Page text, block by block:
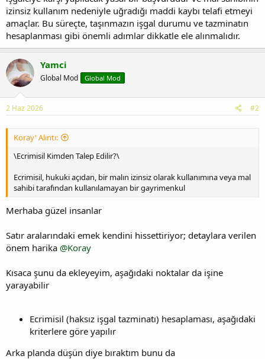
izinsiz kullanım nedeniyle uğradığı maddi kaybı telafi etmeyi
amaçlar. Bu süreçte, taşınmazın işgal durumu ve tazminatın
hesaplanması gibi önemli adımlar dikkatle ele alınmalıdır.
Yamci
Global Mod Global Mod
2 Haz 2026 #2
Koray' Alıntı:
\Ecrimisil Kimden Talep Edilir?\
Ecrimisil, hukuki açıdan, bir malın izinsiz olarak kullanımına veya mal
sahibi tarafından kullanılamayan bir gayrimenkul
Merhaba güzel insanlar
Satır aralarındaki emek kendini hissettiriyor; detaylara verilen
önem harika @Koray
Kısaca şunu da ekleyeyim, aşağıdaki noktalar da işine
yarayabilir
Ecrimisil (haksız işgal tazminatı) hesaplaması, aşağıdaki
kriterlere göre yapılır
Arka planda düşün diye bıraktım bunu da